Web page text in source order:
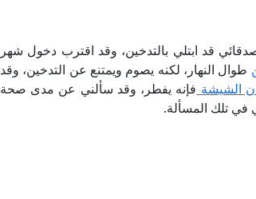
قد ابتلي بالتدخين، وقد اقترب دخول شهر
طوال النهار، لكنه يصوم ويمتنع عن التدخين، وقد
الشيشة فإنه يفطر، وقد سألني عن مدى صحة
في تلك المسألة.